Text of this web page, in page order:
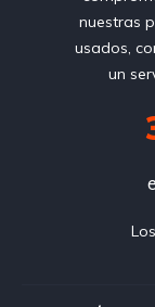
nuestras
usados,
un